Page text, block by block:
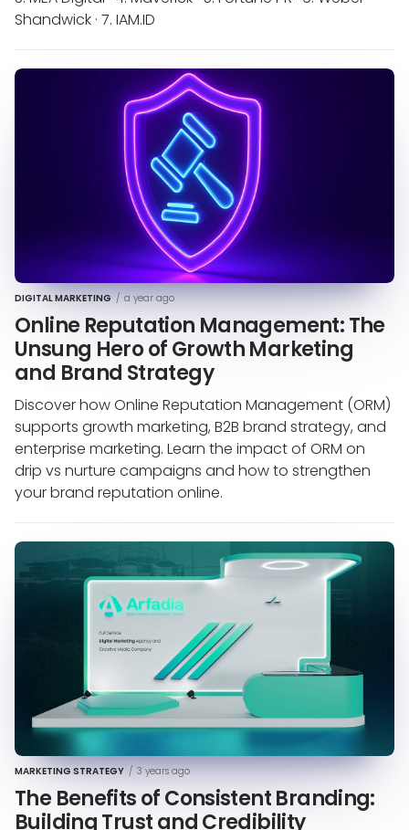
Shandwick · 7. IAM.ID
DIGITAL MARKETING / a year ago
Online Reputation Management: The
Unsung Hero of Growth Marketing
and Brand Strategy
Discover how Online Reputation Management (ORM)
supports growth marketing, B2B brand strategy, and
enterprise marketing. Learn the impact of ORM on
drip vs nurture campaigns and how to strengthen
your brand reputation online.
MARKETING STRATEGY / 3 years ago
The Benefits of Consistent Branding:
Building Trust and Credibility